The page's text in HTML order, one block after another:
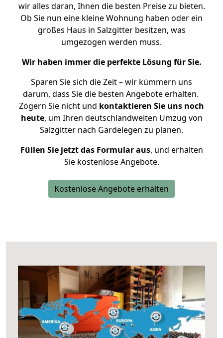
wir alles daran, Ihnen die besten Preise zu bieten.
Ob Sie nun eine kleine Wohnung haben oder ein
großes Haus in Salzgitter besitzen, was
umgezogen werden muss.
Wir haben immer die perfekte Lösung für Sie.
Sparen Sie sich die Zeit – wir kümmern uns
darum, dass Sie die besten Angebote erhalten.
Zögern Sie nicht und kontaktieren Sie uns noch
heute, um Ihren deutschlandweiten Umzug von
Salzgitter nach Gardelegen zu planen.
Füllen Sie jetzt das Formular aus, und erhalten
Sie kostenlose Angebote.
Kostenlose Angebote erhalten